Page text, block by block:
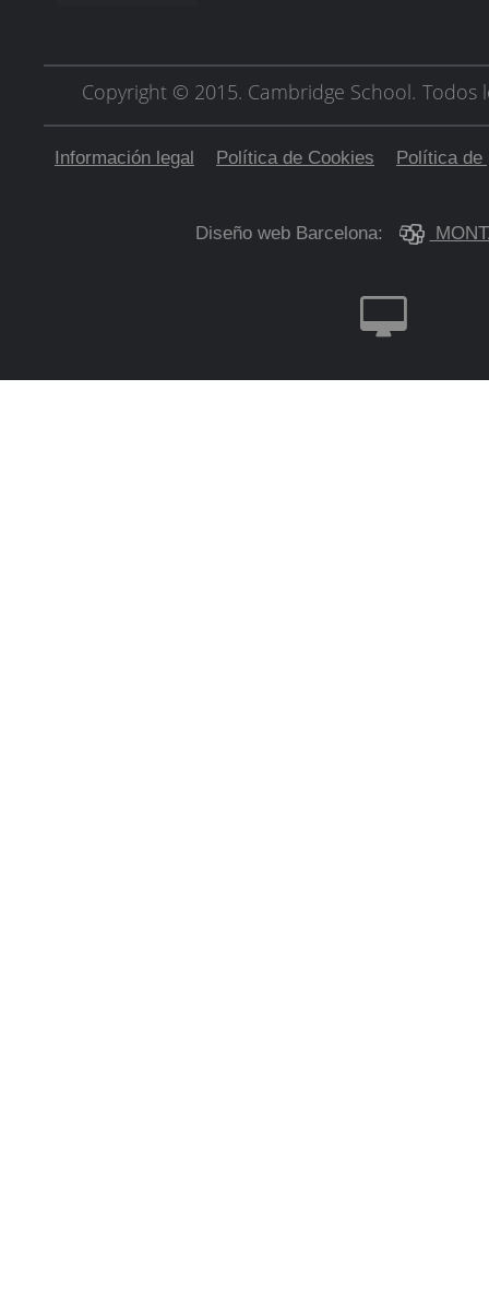
Copyright © 2015. Cambridge School. Todos
Información legal Política de Cookies Política de
Diseño web Barcelona: